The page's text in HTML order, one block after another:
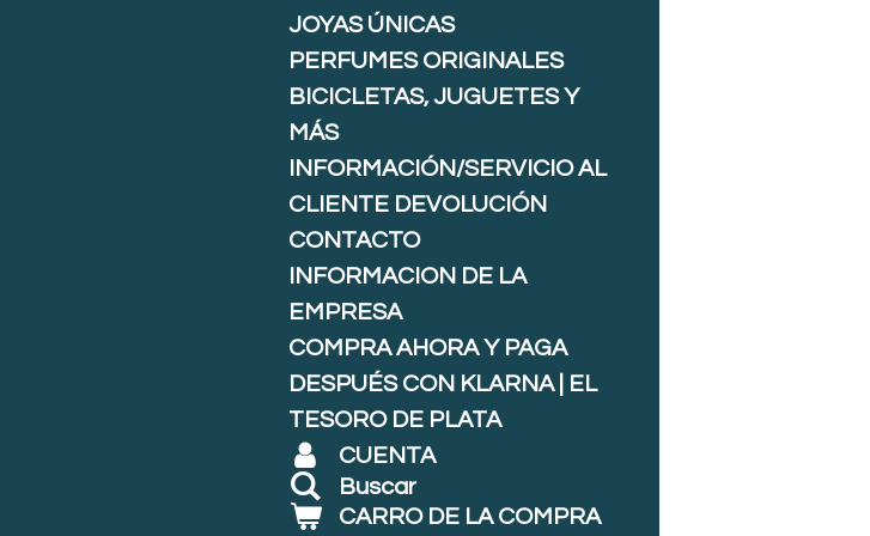
JOYAS ÚNICAS
PERFUMES ORIGINALES
BICICLETAS, JUGUETES Y
MÁS
INFORMACIÓN/SERVICIO AL
CLIENTE DEVOLUCIÓN
CONTACTO
INFORMACION DE LA
EMPRESA
COMPRA AHORA Y PAGA
DESPUÉS CON KLARNA | EL
TESORO DE PLATA
CUENTA
Buscar
CARRO DE LA COMPRA